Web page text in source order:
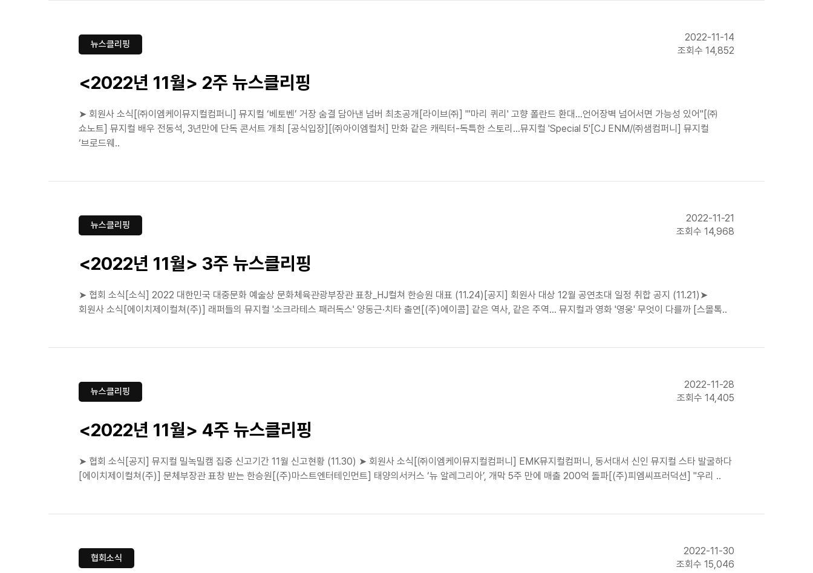
뉴스클리핑
2022-11-14
조회수 14,852
<2022년 11월> 2주 뉴스클리핑
➤ 회원사 소식[㈜이엠케이뮤지컬컴퍼니] 뮤지컬 ‘베토벤’ 거장 숨결 담아낸 넘버 최초공개[라이브㈜] "'마리 퀴리' 고향 폴란드 환대…언어장벽 넘어서면 가능성 있어"[㈜
쇼노트] 뮤지컬 배우 전동석, 3년만에 단독 콘서트 개최 [공식입장][㈜아이엠컬처] 만화 같은 캐릭터-독특한 스토리...뮤지컬 'Special 5'[CJ ENM/㈜샘컴퍼니] 뮤지컬
‘브로드웨..
뉴스클리핑
2022-11-21
조회수 14,968
<2022년 11월> 3주 뉴스클리핑
➤ 협회 소식[소식] 2022 대한민국 대중문화 예술상 문화체육관광부장관 표창_HJ컬쳐 한승원 대표 (11.24)[공지] 회원사 대상 12월 공연초대 일정 취합 공지 (11.21)➤
회원사 소식[에이치제이컬쳐(주)] 래퍼들의 뮤지컬 '소크라테스 패러독스' 양동근·치타 출연[(주)에이콤] 같은 역사, 같은 주역… 뮤지컬과 영화 '영웅' 무엇이 다를까 [스몰톡..
뉴스클리핑
2022-11-28
조회수 14,405
<2022년 11월> 4주 뉴스클리핑
➤ 협회 소식[공지] 뮤지컬 밀녹밀캠 집중 신고기간 11월 신고현황 (11.30) ➤ 회원사 소식[㈜이엠케이뮤지컬컴퍼니] EMK뮤지컬컴퍼니, 동서대서 신인 뮤지컬 스타 발굴하다
[에이치제이컬쳐(주)] 문체부장관 표창 받는 한승원[(주)마스트엔터테인먼트] 태양의서커스 ‘뉴 알레그리아’, 개막 5주 만에 매출 200억 돌파[(주)피엠씨프러덕션] "우리 ..
협회소식
2022-11-30
조회수 15,046